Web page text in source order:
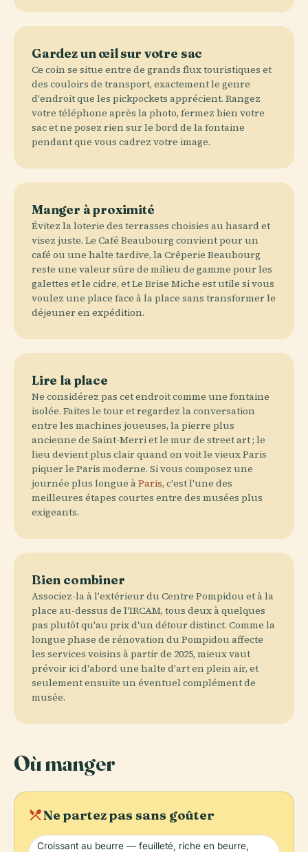
Gardez un œil sur votre sac
Ce coin se situe entre de grands flux touristiques et
des couloirs de transport, exactement le genre
d'endroit que les pickpockets apprécient. Rangez
votre téléphone après la photo, fermez bien votre
sac et ne posez rien sur le bord de la fontaine
pendant que vous cadrez votre image.
Manger à proximité
Évitez la loterie des terrasses choisies au hasard et
visez juste. Le Café Beaubourg convient pour un
café ou une halte tardive, la Crêperie Beaubourg
reste une valeur sûre de milieu de gamme pour les
galettes et le cidre, et Le Brise Miche est utile si vous
voulez une place face à la place sans transformer le
déjeuner en expédition.
Lire la place
Ne considérez pas cet endroit comme une fontaine
isolée. Faites le tour et regardez la conversation
entre les machines joueuses, la pierre plus
ancienne de Saint-Merri et le mur de street art ; le
lieu devient plus clair quand on voit le vieux Paris
piquer le Paris moderne. Si vous composez une
journée plus longue àParis, c'est l'une des
meilleures étapes courtes entre des musées plus
exigeants.
Bien combiner
Associez-la à l'extérieur du Centre Pompidou et à la
place au-dessus de l'IRCAM, tous deux à quelques
pas plutôt qu'au prix d'un détour distinct. Comme la
longue phase de rénovation du Pompidou affecte
les services voisins à partir de 2025, mieux vaut
prévoir ici d'abord une halte d'art en plein air, et
seulement ensuite un éventuel complément de
musée.
Où manger
local_diningNe partez pas sans goûter
Croissant au beurre — feuilleté, riche en beurre,